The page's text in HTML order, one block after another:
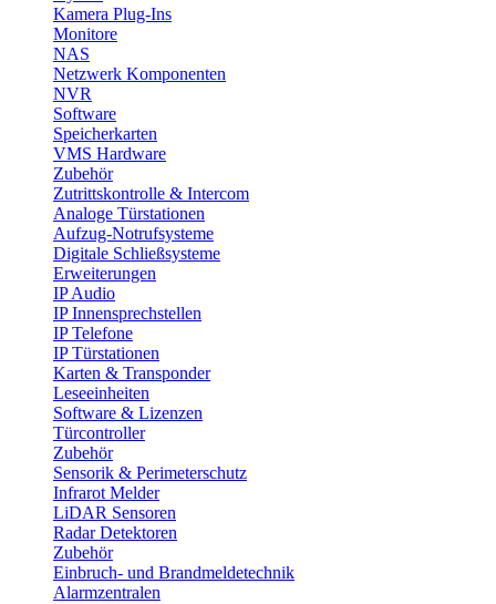
Kamera Plug-Ins
Monitore
NAS
Netzwerk Komponenten
NVR
Software
Speicherkarten
VMS Hardware
Zubehör
Zutrittskontrolle & Intercom
Analoge Türstationen
Aufzug-Notrufsysteme
Digitale Schließsysteme
Erweiterungen
IP Audio
IP Innensprechstellen
IP Telefone
IP Türstationen
Karten & Transponder
Leseeinheiten
Software & Lizenzen
Türcontroller
Zubehör
Sensorik & Perimeterschutz
Infrarot Melder
LiDAR Sensoren
Radar Detektoren
Zubehör
Einbruch- und Brandmeldetechnik
Alarmzentralen